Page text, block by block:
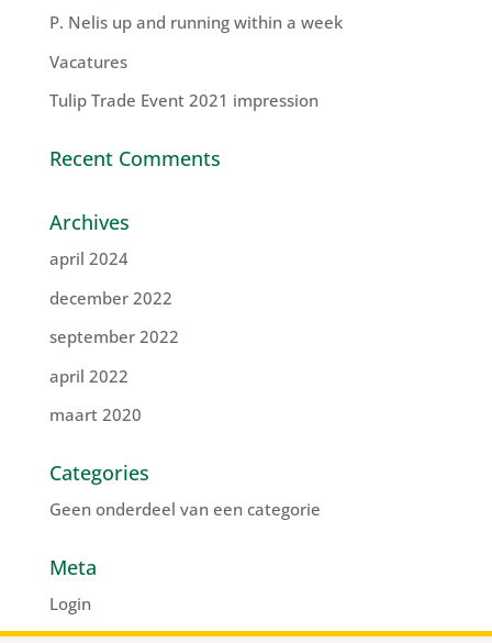
P. Nelis up and running within a week
Vacatures
Tulip Trade Event 2021 impression
Recent Comments
Archives
april 2024
december 2022
september 2022
april 2022
maart 2020
Categories
Geen onderdeel van een categorie
Meta
Login